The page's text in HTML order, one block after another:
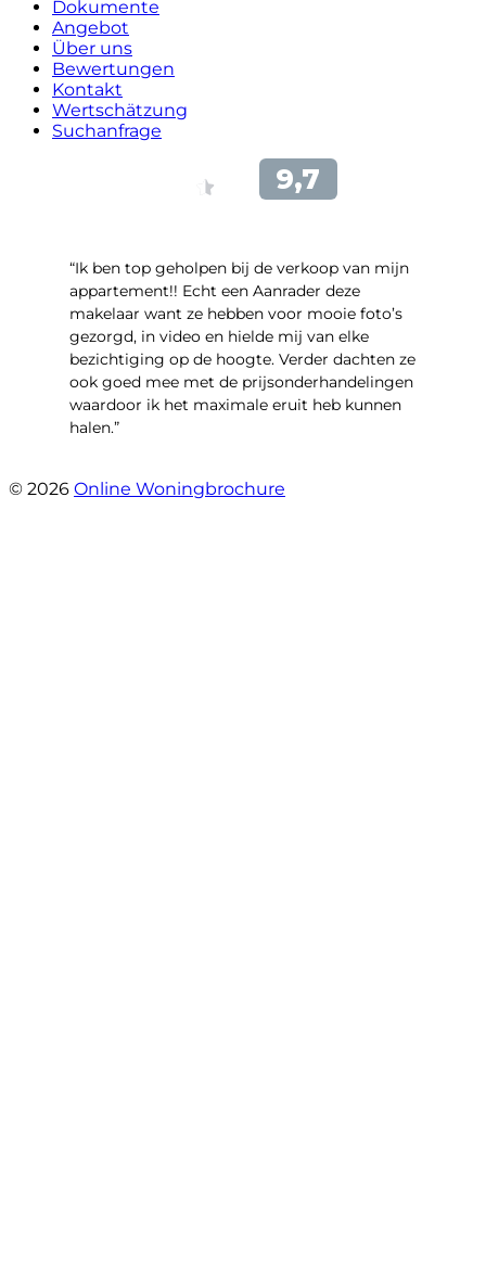
Dokumente
Angebot
Über uns
Bewertungen
Kontakt
Wertschätzung
Suchanfrage
“Ik ben top geholpen bij de verkoop van mijn
appartement!! Echt een Aanrader deze
makelaar want ze hebben voor mooie foto’s
gezorgd, in video en hielde mij van elke
bezichtiging op de hoogte. Verder dachten ze
ook goed mee met de prijsonderhandelingen
waardoor ik het maximale eruit heb kunnen
halen.”
© 2026 Online Woningbrochure